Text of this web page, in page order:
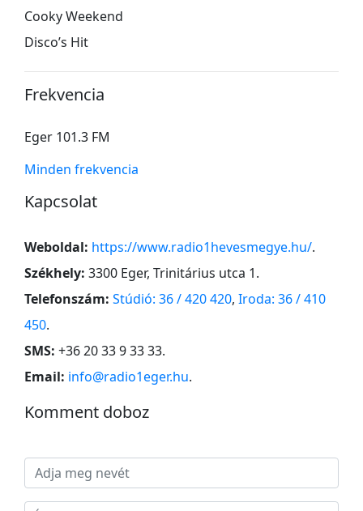
Cooky Weekend
Disco’s Hit
Frekvencia
Eger 101.3 FM
Minden frekvencia
Kapcsolat
Weboldal: https://www.radio1hevesmegye.hu/.
Székhely: 3300 Eger, Trinitárius utca 1.
Telefonszám: Stúdió: 36 / 420 420, Iroda: 36 / 410
450.
SMS: +36 20 33 9 33 33.
Email: info@radio1eger.hu.
Komment doboz